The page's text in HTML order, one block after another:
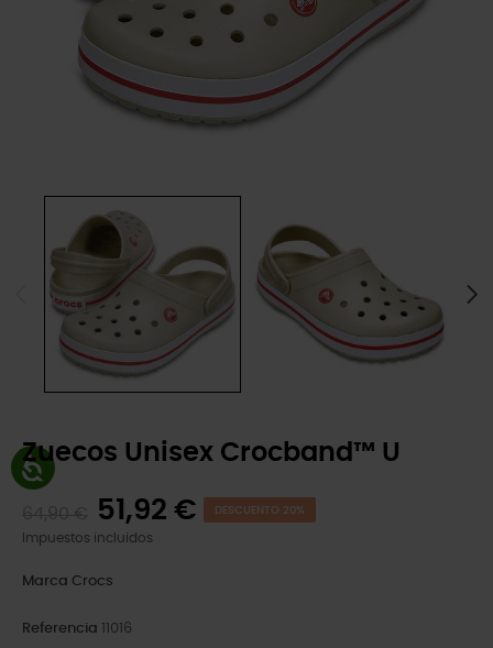
Zuecos Unisex Crocband™ U
51,92 € DESCUENTO 20%
Impuestos incluidos
Marca Crocs
Referencia 11016